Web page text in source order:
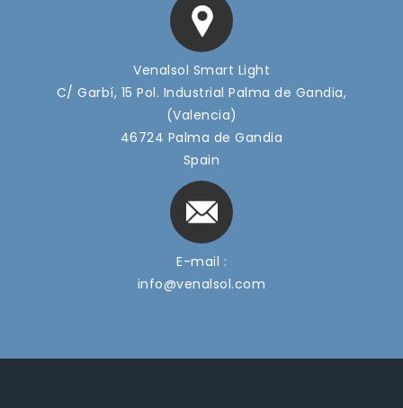
Venalsol Smart Light
C/ Garbí, 15 Pol. Industrial Palma de Gandia,
(Valencia)
46724 Palma de Gandia
Spain
E-mail :
info@venalsol.com